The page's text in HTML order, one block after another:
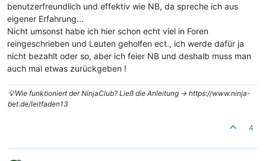
benutzerfreundlich und effektiv wie NB, da spreche ich aus
eigener Erfahrung...
Nicht umsonst habe ich hier schon echt viel in Foren
reingeschrieben und Leuten geholfen ect., ich werde dafür ja
nicht bezahlt oder so, aber ich feier NB und deshalb muss man
auch mal etwas zurückgeben !
💡Wie funktioniert der NinjaClub? Ließ die Anleitung -> https://www.ninja-
bet.de/leitfaden13
4